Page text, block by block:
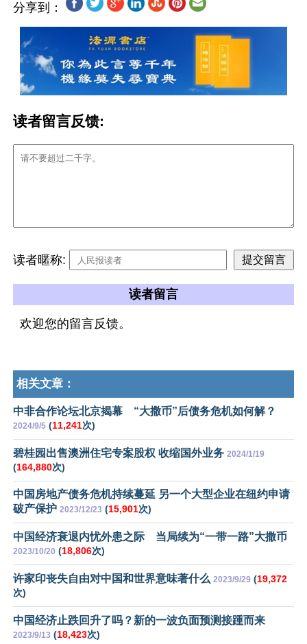
分享到：
读者留言反馈:
读者暱称:
读者留言
欢迎您的留言反馈。
相关文章：
中非合作论坛北京揭幕 “大撒币”后债务危机如何解？
2024/9/5 (11,241次)
碧桂园出售澳洲住宅专案股权 收缩国外业务 2024/1/19
(164,880次)
中国房地产债务危机持续蔓延 另一个大型企业在纽约申请
破产保护 2023/12/23 (15,901次)
中国经济衰退内忧外患之际 当局续为“一带一路”大撒币
2023/10/20 (18,806次)
许家印丧失自由对中国和世界意味著什么 2023/9/29 (19,372
次)
中国经济止跌回升了吗？新的一波负面预测接踵而来
2023/9/13 (18,423次)